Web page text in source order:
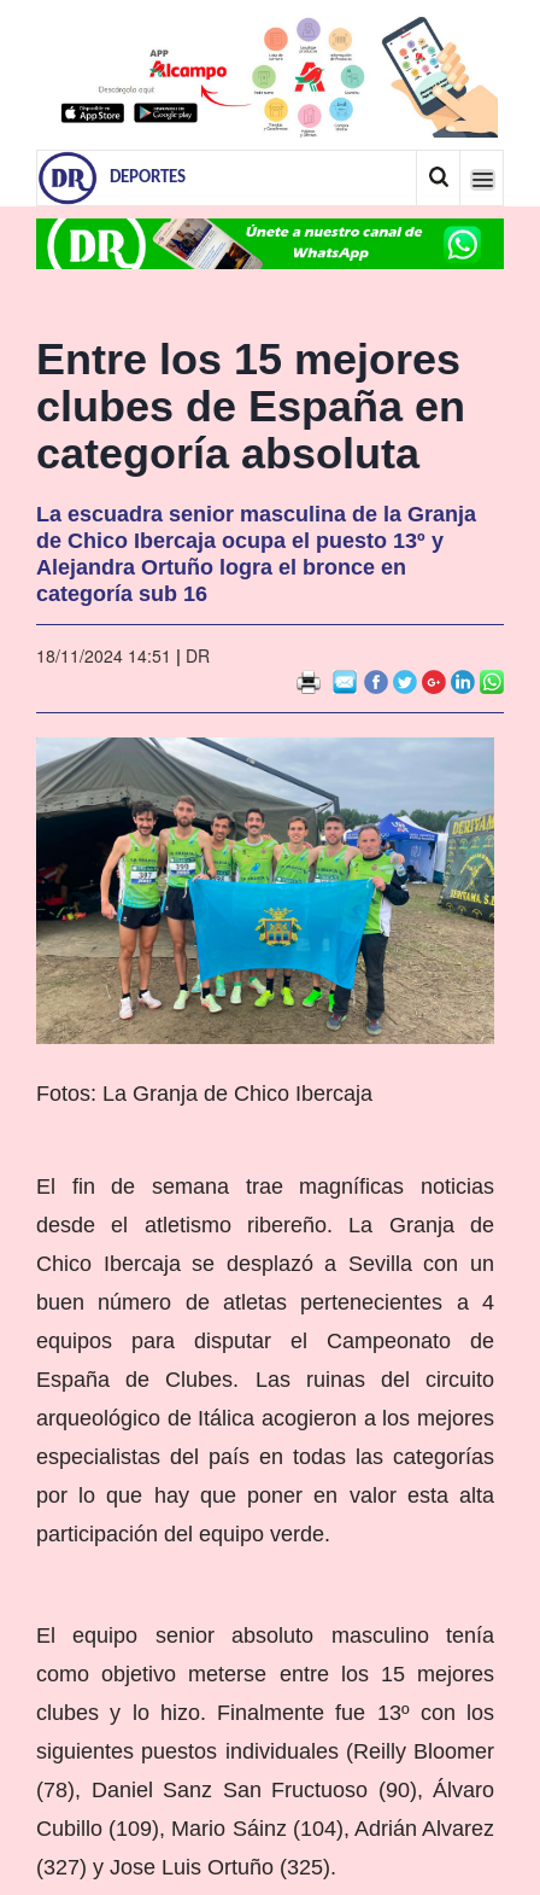
DEPORTES
Entre los 15 mejores
clubes de España en
categoría absoluta
La escuadra senior masculina de la Granja
de Chico Ibercaja ocupa el puesto 13º y
Alejandra Ortuño logra el bronce en
categoría sub 16
18/11/2024 14:51 | DR
Fotos: La Granja de Chico Ibercaja
El fin de semana trae magníficas noticias
desde el atletismo ribereño. La Granja de
Chico Ibercaja se desplazó a Sevilla con un
buen número de atletas pertenecientes a 4
equipos para disputar el Campeonato de
España de Clubes. Las ruinas del circuito
arqueológico de Itálica acogieron a los mejores
especialistas del país en todas las categorías
por lo que hay que poner en valor esta alta
participación del equipo verde.
El equipo senior absoluto masculino tenía
como objetivo meterse entre los 15 mejores
clubes y lo hizo. Finalmente fue 13º con los
siguientes puestos individuales (Reilly Bloomer
(78), Daniel Sanz San Fructuoso (90), Álvaro
Cubillo (109), Mario Sáinz (104), Adrián Alvarez
(327) y Jose Luis Ortuño (325).